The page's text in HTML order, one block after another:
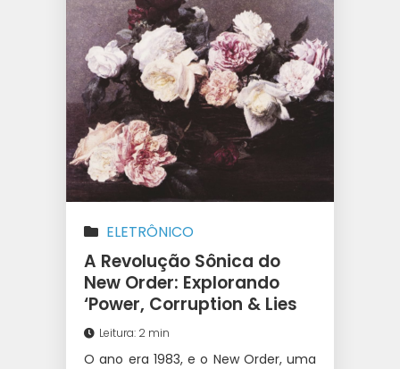
ELETRÔNICO
A Revolução Sônica do
New Order: Explorando
‘Power, Corruption & Lies
Leitura: 2 min
O ano era 1983, e o New Order, uma